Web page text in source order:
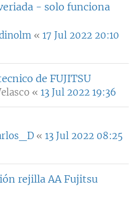
- solo funciona
« 17 Jul 2022 20:10
de FUJITSU
« 13 Jul 2022 19:36
« 13 Jul 2022 08:25
rejilla AA Fujitsu